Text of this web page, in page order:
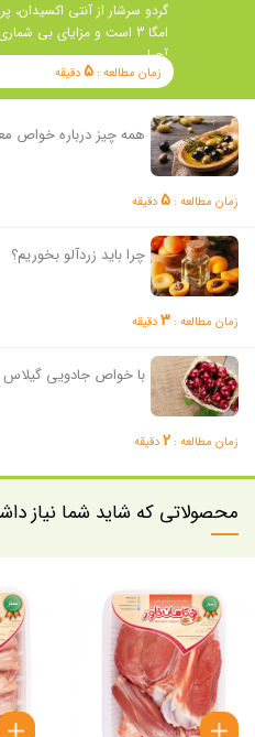
گردو سرشار از آنتی اکسیدان،
امگا 3 است و مزایای بی
آجیل …
زمان مطالعه : 5دقیقه
همه چیز درباره خواص
زمان مطالعه : 5دقیقه
چرا باید زردآلو بخوریم؟
زمان مطالعه : 3دقیقه
با خواص جادویی گیلاس
زمان مطالعه : 2دقیقه
محصولاتی که شاید شما نیاز